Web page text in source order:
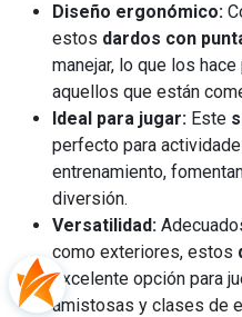
Diseño ergonómico:
estos dardos con
manejar, lo que los
aquellos que están
Ideal para jugar: Este
perfecto para
entrenamiento,
diversión.
Versatilidad:
como exteriores, estos
excelente opción para
amistosas y clases de